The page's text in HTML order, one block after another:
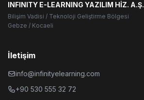
INFINITY E-LEARNING YAZILIM HİZ. A.Ş.
Bilişim Vadisi / Teknoloji Geliştirme Bölgesi
Gebze / Kocaeli
İletişim
info@infinityelearning.com
+90 530 555 32 72